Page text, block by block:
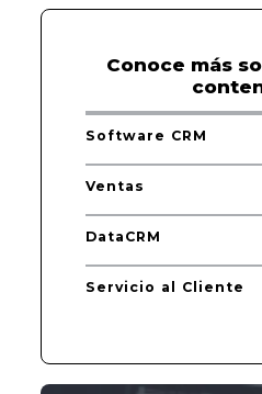
Conoce más
Software CRM
Ventas
DataCRM
Servicio al Cliente